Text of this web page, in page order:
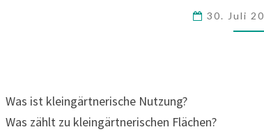
30. Juli
Was ist kleingärtnerische Nutzung?
Was zählt zu kleingärtnerischen Flächen?